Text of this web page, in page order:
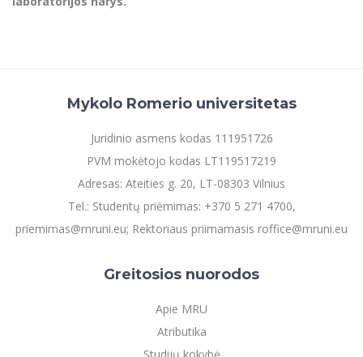
Mykolo Romerio universitetas
Juridinio asmens kodas 111951726
PVM mokėtojo kodas LT119517219
Adresas: Ateities g. 20, LT-08303 Vilnius
Tel.: Studentų priėmimas: +370 5 271 4700,
priemimas@mruni.eu; Rektoriaus priimamasis roffice@mruni.eu
Greitosios nuorodos
Apie MRU
Atributika